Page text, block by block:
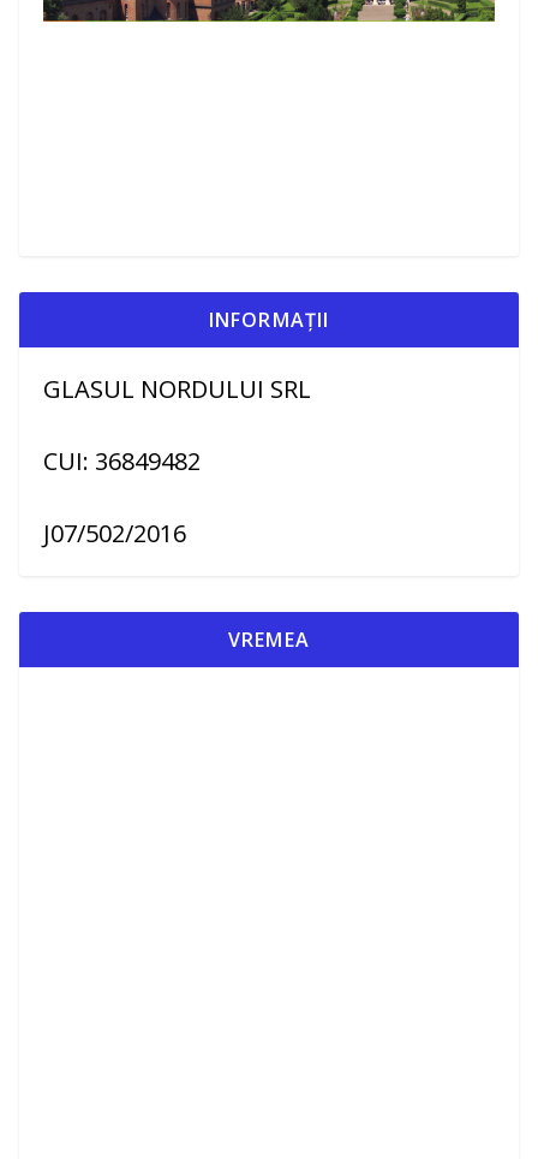
INFORMAȚII
GLASUL NORDULUI SRL
CUI: 36849482
J07/502/2016
VREMEA